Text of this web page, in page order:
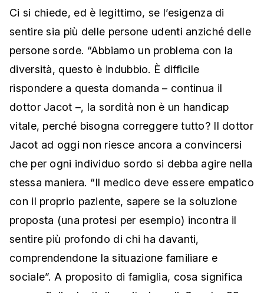
Ci si chiede, ed è legittimo, se l’esigenza di
sentire sia più delle persone udenti anziché delle
persone sorde. “Abbiamo un problema con la
diversità, questo è indubbio. È difficile
rispondere a questa domanda – continua il
dottor Jacot –, la sordità non è un handicap
vitale, perché bisogna correggere tutto? Il dottor
Jacot ad oggi non riesce ancora a convincersi
che per ogni individuo sordo si debba agire nella
stessa maniera. “Il medico deve essere empatico
con il proprio paziente, sapere se la soluzione
proposta (una protesi per esempio) incontra il
sentire più profondo di chi ha davanti,
comprendendone la situazione familiare e
sociale”. A proposito di famiglia, cosa significa